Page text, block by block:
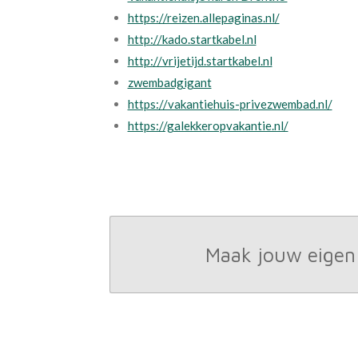
https://reizen.allepaginas.nl/
http://kado.startkabel.nl
http://vrijetijd.startkabel.nl
zwembadgigant
https://vakantiehuis-privezwembad.nl/
https://galekkeropvakantie.nl/
Maak jouw